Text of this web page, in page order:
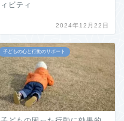
ィビティ
2024年12月22日
子どもの心と行動のサポート